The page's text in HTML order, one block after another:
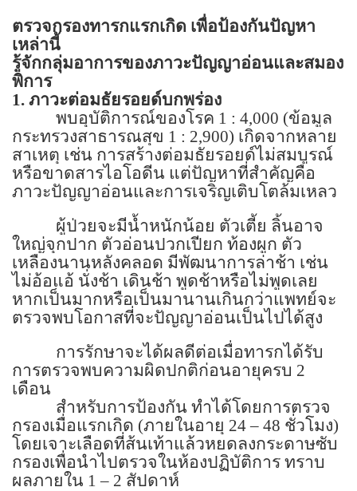
ตรวจกรองทารกแรกเกิด เพื่อป้องกันปัญหา
เหล่านี้
รู้จักกลุ่มอาการของภาวะปัญญาอ่อนและสมอง
พิการ
1. ภาวะต่อมธัยรอยด์บกพร่อง
พบอุบัติการณ์ของโรค 1 : 4,000 (ข้อมูล
กระทรวงสาธารณสุข 1 : 2,900) เกิดจากหลาย
สาเหตุ เช่น การสร้างต่อมธัยรอยด์ไม่สมบูรณ์
หรือขาดสารไอโอดีน แต่ปัญหาที่สำคัญคือ
ภาวะปัญญาอ่อนและการเจริญเติบโตล้มเหลว
ผู้ป่วยจะมีน้ำหนักน้อย ตัวเตี้ย ลิ้นอาจ
ใหญ่จุกปาก ตัวอ่อนปวกเปียก ท้องผูก ตัว
เหลืองนานหลังคลอด มีพัฒนาการล่าช้า เช่น
ไม่อ้อแอ้ นั่งช้า เดินช้า พูดช้าหรือไม่พูดเลย
หากเป็นมากหรือเป็นมานานเกินกว่าแพทย์จะ
ตรวจพบโอกาสที่จะปัญญาอ่อนเป็นไปได้สูง
การรักษาจะได้ผลดีต่อเมื่อทารกได้รับ
การตรวจพบความผิดปกติก่อนอายุครบ 2
เดือน
สำหรับการป้องกัน ทำได้โดยการตรวจ
กรองเมื่อแรกเกิด (ภายในอายุ 24 – 48 ชั่วโมง)
โดยเจาะเลือดที่ส้นเท้าแล้วหยดลงกระดาษซับ
กรองเพื่อนำไปตรวจในห้องปฏิบัติการ ทราบ
ผลภายใน 1 – 2 สัปดาห์